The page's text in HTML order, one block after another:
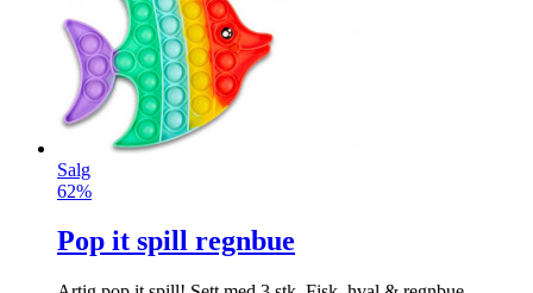
Salg
62%
Pop it spill regnbue